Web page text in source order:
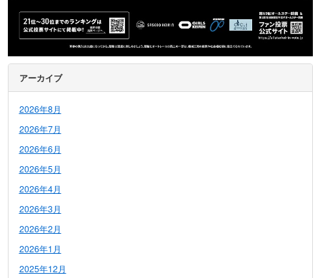
アーカイブ
2026年8月
2026年7月
2026年6月
2026年5月
2026年4月
2026年3月
2026年2月
2026年1月
2025年12月